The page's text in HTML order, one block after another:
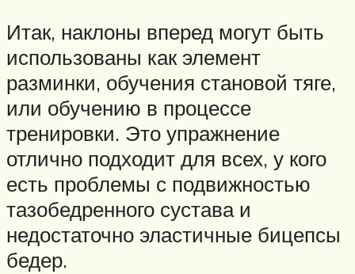
Итак, наклоны вперед могут быть
использованы как элемент
разминки, обучения становой тяге,
или обучению в процессе
тренировки. Это упражнение
отлично подходит для всех, у кого
есть проблемы с подвижностью
тазобедренного сустава и
недостаточно эластичные бицепсы
бедер.